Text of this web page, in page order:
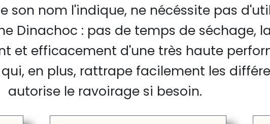
son nom l'indique, ne nécéssite pas
Dinachoc : pas de temps de séchage,
et efficacement d'une très haute
en plus, rattrape facilement les
autorise le ravoirage si besoin.